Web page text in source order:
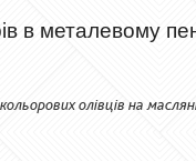
в металевому
олівців на